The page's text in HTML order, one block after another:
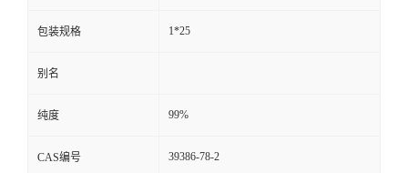
包装规格 1*25
别名
纯度 99%
CAS编号 39386-78-2